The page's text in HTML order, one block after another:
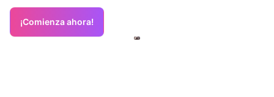
¡Comienza ahora!